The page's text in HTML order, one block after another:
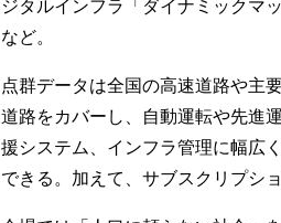
など。
点群データは全国の高速道路や主
道路をカバーし、自動運転や先進
援システム、インフラ管理に幅広
できる。加えて、サブスクリプシ